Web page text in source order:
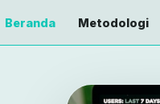
Beranda Metodologi